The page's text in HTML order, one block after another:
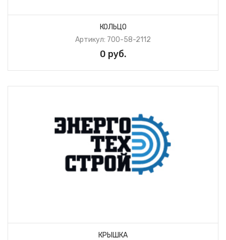
КОЛЬЦО
Артикул: 700-58-2112
0 руб.
КРЫШКА